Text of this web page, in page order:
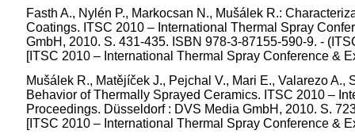
Fasth A., Nylén P., Markocsan N., Mušálek R.:
Coatings. ITSC 2010 – International Thermal Spray
GmbH, 2010. S. 431-435. ISBN 978-3-87155-590-9. -
[ITSC 2010 – International Thermal Spray Conference &
Mušálek R., Matějíček J., Pejchal V., Mari E., Valarezo
Behavior of Thermally Sprayed Ceramics. ITSC 2010 –
Proceedings. Düsseldorf : DVS Media GmbH, 2010. S.
[ITSC 2010 – International Thermal Spray Conference &